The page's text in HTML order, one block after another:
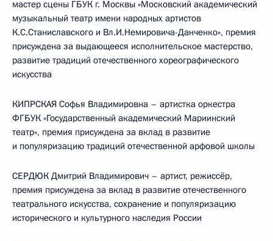
мастер сцены ГБУК г. Москвы «Московский академический
музыкальный театр имени народных артистов
К.С.Станиславского и Вл.И.Немировича-Данченко», премия
присуждена за выдающееся исполнительское мастерство,
развитие традиций отечественного хореографического
искусства
КИПРСКАЯ Софья Владимировна – артистка оркестра
ФГБУК «Государственный академический Мариинский
театр», премия присуждена за вклад в развитие
и популяризацию традиций отечественной арфовой школы
СЕРДЮК Дмитрий Владимирович – артист, режиссёр,
премия присуждена за вклад в развитие отечественного
театрального искусства, сохранение и популяризацию
исторического и культурного наследия России